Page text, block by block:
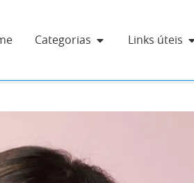
Categorias Links úteis